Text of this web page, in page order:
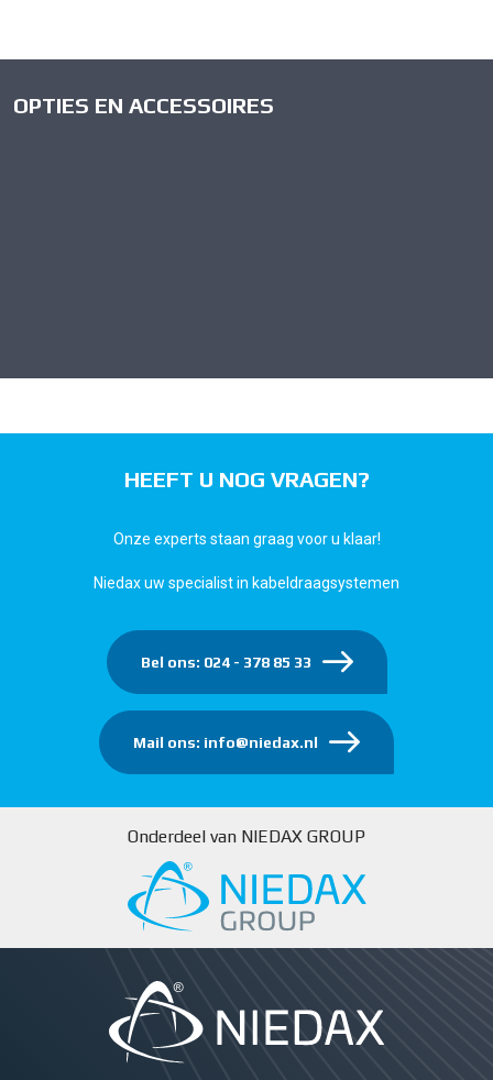
OPTIES EN ACCESSOIRES
HEEFT U NOG VRAGEN?
Onze experts staan graag voor u klaar!
Niedax uw specialist in kabeldraagsystemen
Bel ons: 024 - 378 85 33
Mail ons: info@niedax.nl
Onderdeel van NIEDAX GROUP